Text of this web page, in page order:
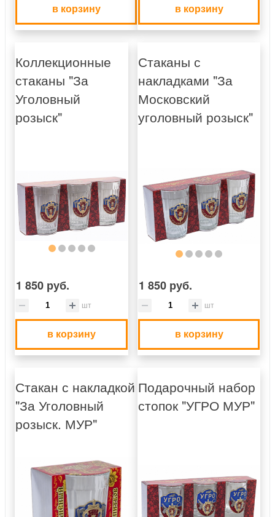
в корзину в корзину
Коллекционные
стаканы "За
Уголовный
розыск"
1 850 руб.
шт
в корзину
Стаканы с
накладками "За
Московский
уголовный розыск"
1 850 руб.
шт
в корзину
Стакан с накладкой
"За Уголовный
розыск. МУР"
Подарочный набор
стопок "УГРО МУР"